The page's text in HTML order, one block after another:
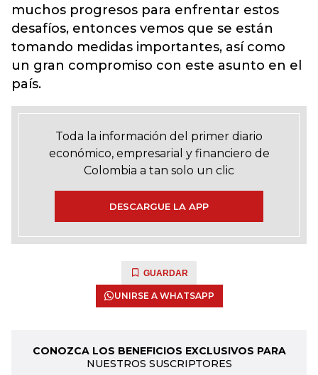
muchos progresos para enfrentar estos
desafíos, entonces vemos que se están
tomando medidas importantes, así como
un gran compromiso con este asunto en el
país.
Toda la información del primer diario
económico, empresarial y financiero de
Colombia a tan solo un clic
DESCARGUE LA APP
GUARDAR
UNIRSE A WHATSAPP
CONOZCA LOS BENEFICIOS EXCLUSIVOS PARA
NUESTROS SUSCRIPTORES